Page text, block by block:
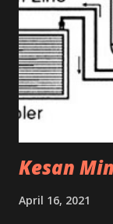
Kesan
April 16, 2021